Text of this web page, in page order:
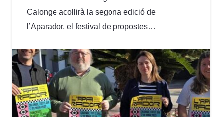
Calonge acollirà la segona edició de
l’Aparador, el festival de propostes…